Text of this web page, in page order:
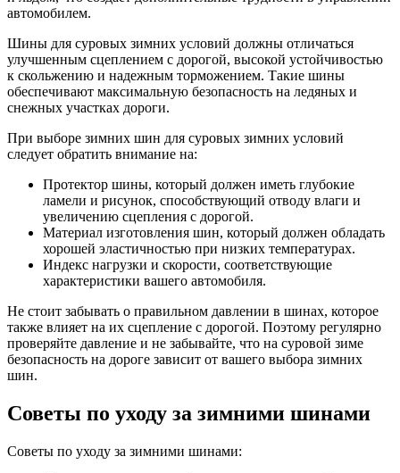
автомобилем.
Шины для суровых зимних условий должны отличаться
улучшенным сцеплением с дорогой, высокой устойчивостью
к скольжению и надежным торможением. Такие шины
обеспечивают максимальную безопасность на ледяных и
снежных участках дороги.
При выборе зимних шин для суровых зимних условий
следует обратить внимание на:
Протектор шины, который должен иметь глубокие
ламели и рисунок, способствующий отводу влаги и
увеличению сцепления с дорогой.
Материал изготовления шин, который должен обладать
хорошей эластичностью при низких температурах.
Индекс нагрузки и скорости, соответствующие
характеристики вашего автомобиля.
Не стоит забывать о правильном давлении в шинах, которое
также влияет на их сцепление с дорогой. Поэтому регулярно
проверяйте давление и не забывайте, что на суровой зиме
безопасность на дороге зависит от вашего выбора зимних
шин.
Советы по уходу за зимними шинами
Советы по уходу за зимними шинами: